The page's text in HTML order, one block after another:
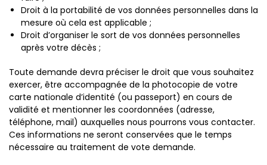
Droit à la portabilité de vos données personnelles dans la
mesure où cela est applicable ;
Droit d’organiser le sort de vos données personnelles
après votre décès ;
Toute demande devra préciser le droit que vous souhaitez
exercer, être accompagnée de la photocopie de votre
carte nationale d’identité (ou passeport) en cours de
validité et mentionner les coordonnées (adresse,
téléphone, mail) auxquelles nous pourrons vous contacter.
Ces informations ne seront conservées que le temps
nécessaire au traitement de vote demande.